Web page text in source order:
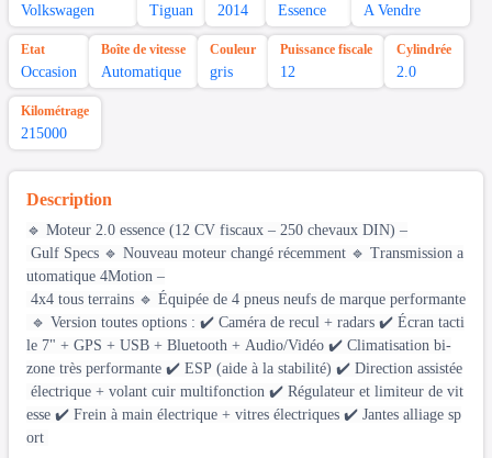
Volkswagen Tiguan 2014 Essence A Vendre
Etat
Occasion
Boîte de vitesse
Automatique
Couleur
gris
Puissance fiscale
12
Cylindrée
2.0
Kilométrage
215000
Description
🔹 Moteur 2.0 essence (12 CV fiscaux – 250 chevaux DIN) –
Gulf Specs 🔹 Nouveau moteur changé récemment 🔹 Transmission a
utomatique 4Motion –
4x4 tous terrains 🔹 Équipée de 4 pneus neufs de marque performante
🔹 Version toutes options : ✔️ Caméra de recul + radars ✔️ Écran tacti
le 7" + GPS + USB + Bluetooth + Audio/Vidéo ✔️ Climatisation bi-
zone très performante ✔️ ESP (aide à la stabilité) ✔️ Direction assistée
électrique + volant cuir multifonction ✔️ Régulateur et limiteur de vit
esse ✔️ Frein à main électrique + vitres électriques ✔️ Jantes alliage sp
ort